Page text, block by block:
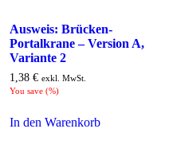
Ausweis: Brücken-
Portalkrane – Version A,
Variante 2
1,38 € exkl. MwSt.
You save (%)
In den Warenkorb